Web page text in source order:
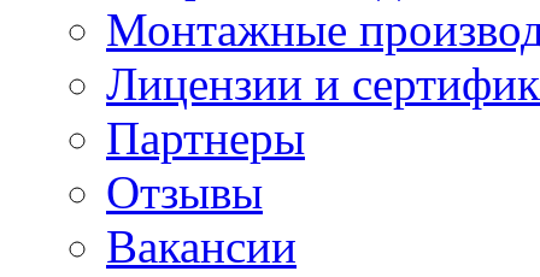
Монтажные
Лицензии и
Партнеры
Отзывы
Вакансии